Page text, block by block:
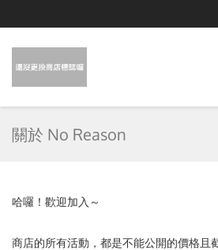
關於 No Reason
哈囉！歡迎加入～
商店的所有活動，都是不能公開的價格且